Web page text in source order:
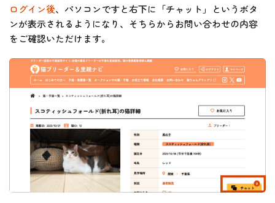
ログイン後、パソコンですと右下に「チャット」というボタ
ンが表示されるようになり、そちらからお問い合わせの内容
をご確認いただけます。